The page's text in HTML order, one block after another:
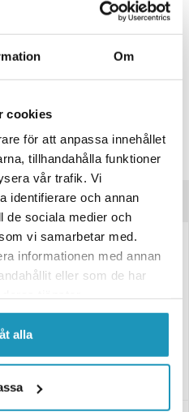
Om
cookies
för att anpassa innehållet
tillhandahålla funktioner
vår trafik. Vi
identifierare och annan
de sociala medier och
vi samarbetar med.
informationen med annan
eller som de har
alla
739 kr
L800
Där för kan det vara
din originalskärm. Är detta viktigt
skärmarna för samma utseende.